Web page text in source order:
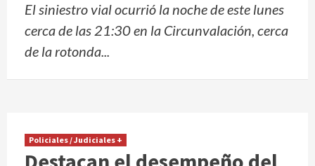
El siniestro vial ocurrió la noche de este lunes
cerca de las 21:30 en la Circunvalación, cerca
de la rotonda...
Policiales / Judiciales +